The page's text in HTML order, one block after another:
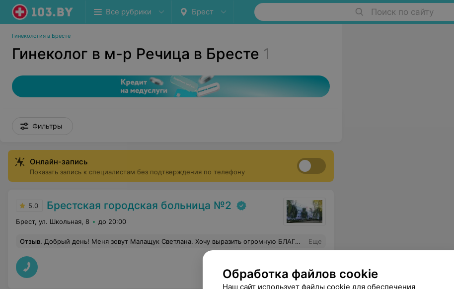
Все рубрики Брест Поиск по сайту
Гинекология в Бресте
Гинеколог в м-р Речица в Бресте 1
Фильтры
Онлайн-запись
Показать запись к специалистам без подтверждения по телефону
5.0 Брестская городская больница №2
Брест, ул. Школьная, 8 до 20:00
Отзыв. Добрый день! Меня зовут Малащук Светлана. Хочу выразить огромную БЛАГОДАРНОСТЬ Щепину Павлу Викторовичу за полное восстановление моего физического состояние, грамотный подход, качественно назначенное лечение. Павел Викторович отличный специалист, профессиональный подход, хорошее отношение, знание врачебного дела, помогают нам быть здоровыми. Я знаю, что всегда обращусь только к этому неврологу. Моё лечение в июне 2026 года имеет отличный результат благодаря Павлу Викторовичу. Рекомендую всем отличного невролога! Спасибо Вам огромное, уважаемый Павел Викторович!!!!!!!!!!! Еще
Обработка файлов cookie
Наш сайт использует файлы cookie для обеспечения